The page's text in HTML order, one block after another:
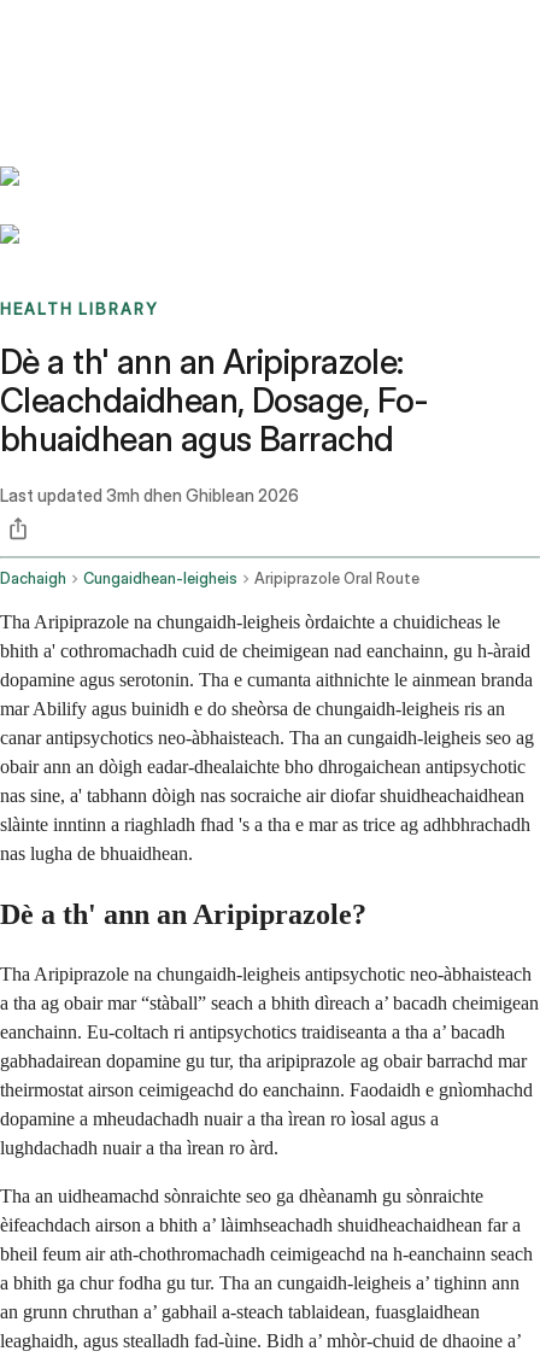
HEALTH LIBRARY
Dè a th' ann an Aripiprazole:
Cleachdaidhean, Dosage, Fo-
bhuaidhean agus Barrachd
Last updated 3mh dhen Ghiblean 2026
Dachaigh Cungaidhean-leigheis Aripiprazole Oral Route
Tha Aripiprazole na chungaidh-leigheis òrdaichte a chuidicheas le
bhith a' cothromachadh cuid de cheimigean nad eanchainn, gu h-àraid
dopamine agus serotonin. Tha e cumanta aithnichte le ainmean branda
mar Abilify agus buinidh e do sheòrsa de chungaidh-leigheis ris an
canar antipsychotics neo-àbhaisteach. Tha an cungaidh-leigheis seo ag
obair ann an dòigh eadar-dhealaichte bho dhrogaichean antipsychotic
nas sine, a' tabhann dòigh nas socraiche air diofar shuidheachaidhean
slàinte inntinn a riaghladh fhad 's a tha e mar as trice ag adhbhrachadh
nas lugha de bhuaidhean.
Dè a th' ann an Aripiprazole?
Tha Aripiprazole na chungaidh-leigheis antipsychotic neo-àbhaisteach
a tha ag obair mar “stàball” seach a bhith dìreach a’ bacadh cheimigean
eanchainn. Eu-coltach ri antipsychotics traidiseanta a tha a’ bacadh
gabhadairean dopamine gu tur, tha aripiprazole ag obair barrachd mar
theirmostat airson ceimigeachd do eanchainn. Faodaidh e gnìomhachd
dopamine a mheudachadh nuair a tha ìrean ro ìosal agus a
lughdachadh nuair a tha ìrean ro àrd.
Tha an uidheamachd sònraichte seo ga dhèanamh gu sònraichte
èifeachdach airson a bhith a’ làimhseachadh shuidheachaidhean far a
bheil feum air ath-chothromachadh ceimigeachd na h-eanchainn seach
a bhith ga chur fodha gu tur. Tha an cungaidh-leigheis a’ tighinn ann
an grunn chruthan a’ gabhail a-steach tablaidean, fuasglaidhean
leaghaidh, agus stealladh fad-ùine. Bidh a’ mhòr-chuid de dhaoine a’